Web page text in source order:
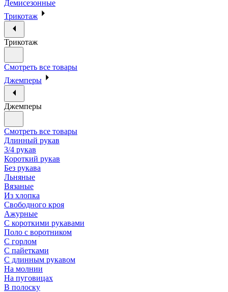
Демисезонные
Трикотаж
Трикотаж
Смотреть все товары
Джемперы
Джемперы
Смотреть все товары
Длинный рукав
3/4 рукав
Короткий рукав
Без рукава
Льняные
Вязаные
Из хлопка
Свободного кроя
Ажурные
С короткими рукавами
Поло с воротником
С горлом
С пайетками
С длинным рукавом
На молнии
На пуговицах
В полоску